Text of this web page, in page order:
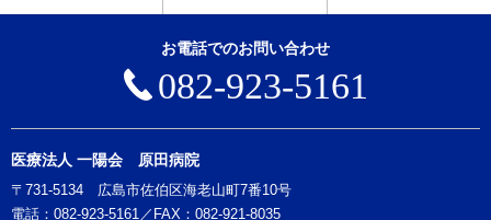
お電話でのお問い合わせ
082-923-5161
医療法人 一陽会 原田病院
〒731-5134 広島市佐伯区海老山町7番10号
電話： 082-923-5161／FAX：082-921-8035